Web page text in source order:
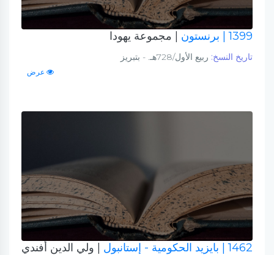
1399 | برنستون | مجموعة يهودا
تاريخ النسخ: ربيع الأول/728هـ. - بتبريز
عرض
1462 | بايزيد الحكومية - إستانبول | ولي الدين أفندي